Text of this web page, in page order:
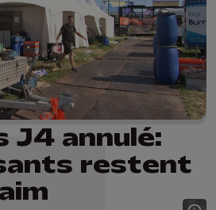
J4 annulé:
restent